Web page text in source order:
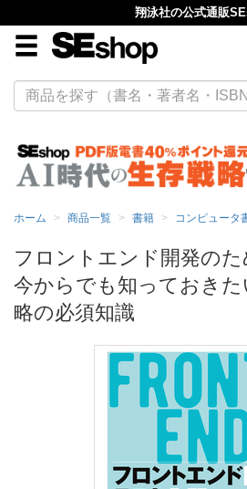
翔泳社の公式通販
ホーム 商品一覧 書籍 コンピュータ
フロントエンド開発の
今からでも知っておき
略の必須知識